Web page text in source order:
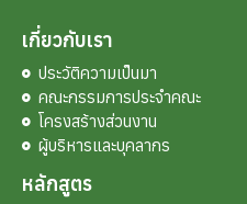
เกี่ยวกับเรา
ประวัติความเป็นมา
คณะกรรมการประจำคณะ
โครงสร้างส่วนงาน
ผู้บริหารและบุคลากร
หลักสูตร